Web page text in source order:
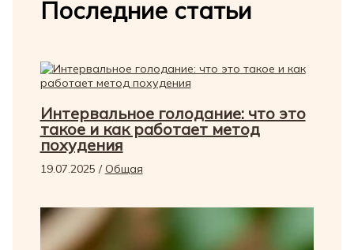
Последние статьи
Интервальное голодание: что это
такое и как работает метод
похудения
19.07.2025 / Общая